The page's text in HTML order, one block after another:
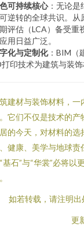
可持续核心：无论是
逆转的全球共识。
评估（LCA）备受重
用日益广泛。
化与定制化：BIM（
印技术为建筑与装
建材与装饰材料，一
它们不仅是技术的
的今天，对材料的
健康、美学与地球
基石”与“华裳”必将
如若转载，请注明
更